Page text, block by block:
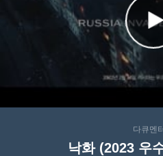
다큐멘
낙화 (2023 우